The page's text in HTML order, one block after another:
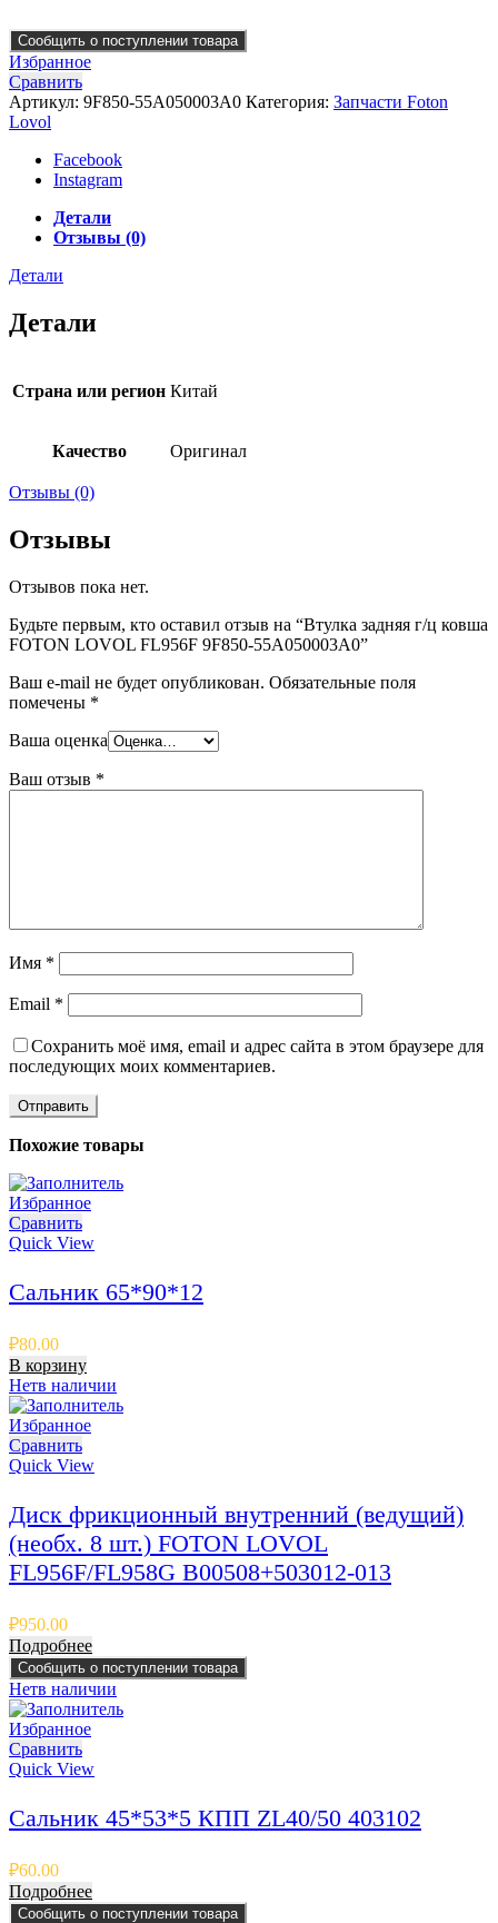
Сообщить о поступлении товара
Избранное
Сравнить
Артикул: 9F850-55A050003A0 Категория: Запчасти Foton
Lovol
Facebook
Instagram
Детали
Отзывы (0)
Детали
Детали
Страна или регион Китай
Качество Оригинал
Отзывы (0)
Отзывы
Отзывов пока нет.
Будьте первым, кто оставил отзыв на “Втулка задняя г/ц ковша
FOTON LOVOL FL956F 9F850-55A050003A0”
Ваш e-mail не будет опубликован. Обязательные поля
помечены *
Ваша оценка
Ваш отзыв *
Имя *
Email *
Сохранить моё имя, email и адрес сайта в этом браузере для
последующих моих комментариев.
Похожие товары
Избранное
Сравнить
Quick View
Сальник 65*90*12
₽80.00
В корзину
Нетв наличии
Избранное
Сравнить
Quick View
Диск фрикционный внутренний (ведущий)
(необх. 8 шт.) FOTON LOVOL
FL956F/FL958G B00508+503012-013
₽950.00
Подробнее
Сообщить о поступлении товара
Нетв наличии
Избранное
Сравнить
Quick View
Сальник 45*53*5 КПП ZL40/50 403102
₽60.00
Подробнее
Сообщить о поступлении товара